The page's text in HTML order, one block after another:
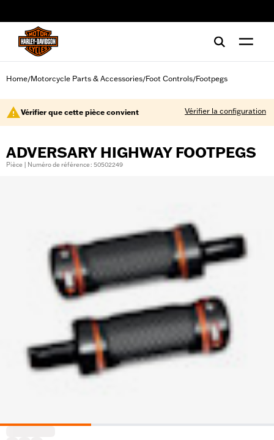
Home/Motorcycle Parts & Accessories/Foot Controls/Footpegs
Vérifier que cette pièce convient Vérifier la configuration
ADVERSARY HIGHWAY FOOTPEGS
Pièce | Numéro de référence : 50502249